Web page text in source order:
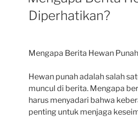
Diperhatikan?
Mengapa Berita Hewan
Hewan punah adalah salah
muncul di berita. Mengapa
harus menyadari bahwa
penting untuk menjaga